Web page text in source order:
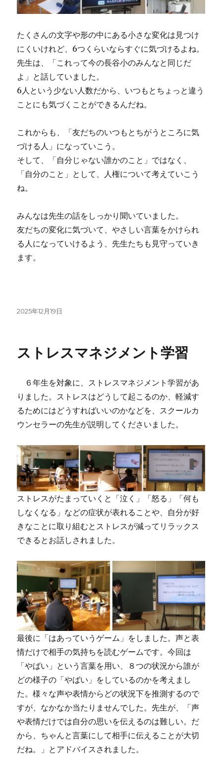
たくさんの文字や形の中にある小さな変化は見つけ
にくいけれど、6つくらいならすぐに気づけるよね。
先生は、「これって今の長谷小のみんなと同じだ
よ」と話していました。
6人という少ない人数だから、いつもとちょっと違う
ことにも気づくことができるんだね。
これからも、「友だちのいつもとちがうところに気
づける人」になっていこう。
そして、「自分じゃない誰かのこと」ではなく、
「自分のこと」として、人権について考えていこう
ね。
みんなは先生の話をしっかり聞いていました。
友だちの変化に気づいて、やさしい言葉をかけられ
る人になっていけるよう、先生たちも見守っていき
ます。
投
2025年12月19日
ストレスマネジメント学習
６年生を対象に、ストレスマネジメント学習があ
りました。ストレスはどうして起こるのか、軽減す
るためにはどうすればいいのかなどを、スクールカ
ウンセラーの先生が説明してくださいました。
ストレスがたまっていくと「泣く」「怒る」「何も
しなくなる」などの症状が表れることや、自分が好
きなことに取り組むとストレスが減ってリラックス
できるとお話しされました。
最後に「はあっていうゲーム」をしました。声と表
情だけで相手の気持ちを読むゲームです。今回は
「やばい」という言葉を用い、８つの状況から誰が
どの様子の「やばい」をしているのかを考えまし
た。様々な声や表情からどの状況下を推測するので
すが、なかなか当たりませんでした。先生が、「声
や表情だけでは自分の思いを伝えるのは難しい。だ
から、ちゃんと言葉にして相手に伝えることが大切
だね。」とアドバイスされました。